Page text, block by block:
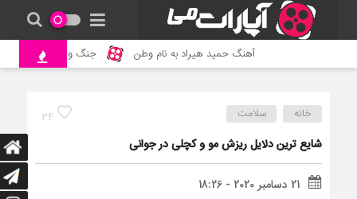
آهنگ حمید هیراد به نام وطن جنگ و نبرد حیوانات
34 خانه سلامت
شایع ترین دلایل ریزش مو و کچلی در جوانی
21 دسامبر 2020 - 18:26